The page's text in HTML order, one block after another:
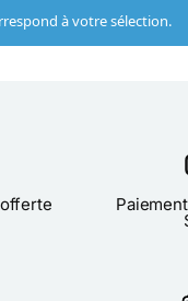
à votre sélection.